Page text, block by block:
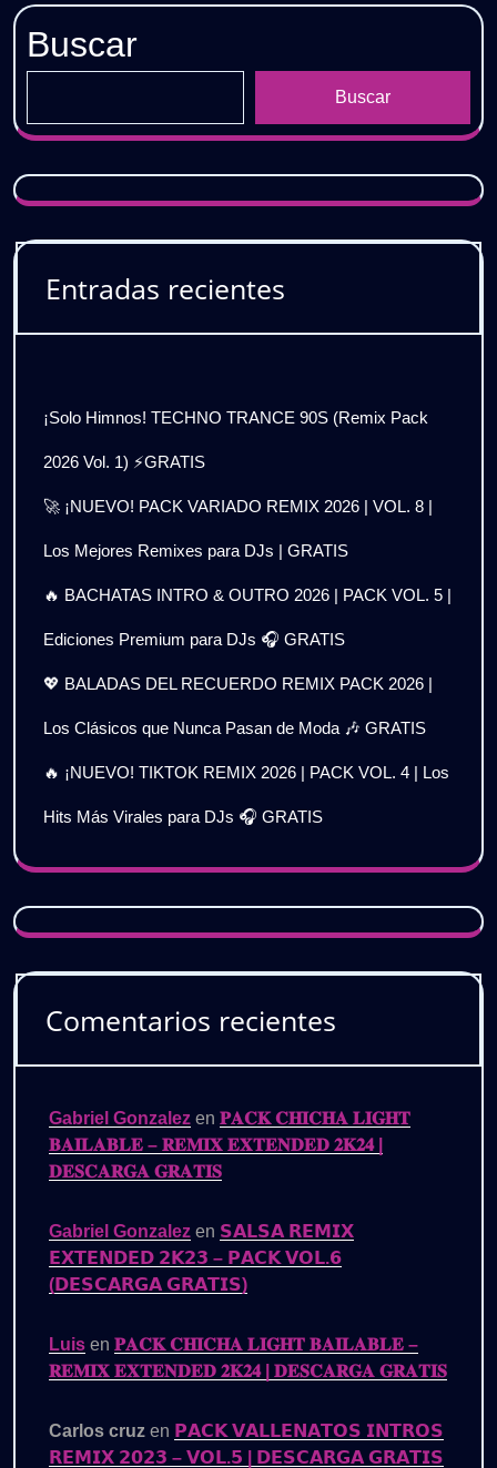
Buscar
Buscar
Entradas recientes
¡Solo Himnos! TECHNO TRANCE 90S (Remix Pack
2026 Vol. 1) ⚡GRATIS
🚀 ¡NUEVO! PACK VARIADO REMIX 2026 | VOL. 8 |
Los Mejores Remixes para DJs | GRATIS
🔥 BACHATAS INTRO & OUTRO 2026 | PACK VOL. 5 |
Ediciones Premium para DJs 🎧 GRATIS
💖 BALADAS DEL RECUERDO REMIX PACK 2026 |
Los Clásicos que Nunca Pasan de Moda 🎶 GRATIS
🔥 ¡NUEVO! TIKTOK REMIX 2026 | PACK VOL. 4 | Los
Hits Más Virales para DJs 🎧 GRATIS
Comentarios recientes
Gabriel Gonzalez en 𝐏𝐀𝐂𝐊 𝐂𝐇𝐈𝐂𝐇𝐀 𝐋𝐈𝐆𝐇𝐓
𝐁𝐀𝐈𝐋𝐀𝐁𝐋𝐄 – 𝐑𝐄𝐌𝐈𝐗 𝐄𝐗𝐓𝐄𝐍𝐃𝐄𝐃 𝟐𝐊𝟐𝟒 |
𝐃𝐄𝐒𝐂𝐀𝐑𝐆𝐀 𝐆𝐑𝐀𝐓𝐈𝐒
Gabriel Gonzalez en 𝗦𝗔𝗟𝗦𝗔 𝗥𝗘𝗠𝗜𝗫
𝗘𝗫𝗧𝗘𝗡𝗗𝗘𝗗 𝟮𝗞𝟮𝟯 – 𝗣𝗔𝗖𝗞 𝗩𝗢𝗟.𝟲
(𝗗𝗘𝗦𝗖𝗔𝗥𝗚𝗔 𝗚𝗥𝗔𝗧𝗜𝗦)
Luis en 𝐏𝐀𝐂𝐊 𝐂𝐇𝐈𝐂𝐇𝐀 𝐋𝐈𝐆𝐇𝐓 𝐁𝐀𝐈𝐋𝐀𝐁𝐋𝐄 –
𝐑𝐄𝐌𝐈𝐗 𝐄𝐗𝐓𝐄𝐍𝐃𝐄𝐃 𝟐𝐊𝟐𝟒 | 𝐃𝐄𝐒𝐂𝐀𝐑𝐆𝐀 𝐆𝐑𝐀𝐓𝐈𝐒
Carlos cruz en 𝗣𝗔𝗖𝗞 𝗩𝗔𝗟𝗟𝗘𝗡𝗔𝗧𝗢𝗦 𝗜𝗡𝗧𝗥𝗢𝗦
𝗥𝗘𝗠𝗜𝗫 𝟮𝟬𝟮𝟯 – 𝗩𝗢𝗟.𝟱 | 𝗗𝗘𝗦𝗖𝗔𝗥𝗚𝗔 𝗚𝗥𝗔𝗧𝗜𝗦